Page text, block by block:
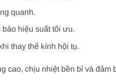
quanh.
hiệu suất tối ưu.
thay thế kính hội tụ.
cao, chịu nhiệt bền bỉ và đảm